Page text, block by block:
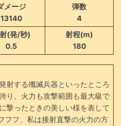
メージ
13140
弾数
4
(発/秒)
0.5
射程(m)
180
射する殲滅兵器といったところ
り、火力も攻撃範囲も最大級で
撃ったときの美しい様を表して
フフ、私は接射直撃の火力の方